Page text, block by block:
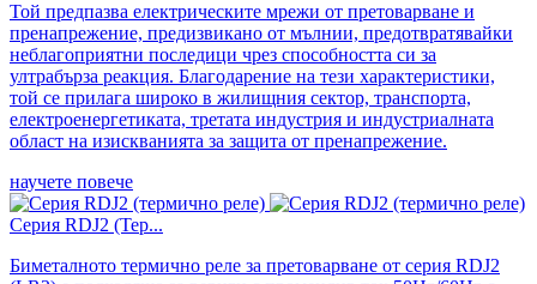
Той предпазва електрическите мрежи от претоварване и
пренапрежение, предизвикано от мълнии, предотвратявайки
неблагоприятни последици чрез способността си за
ултрабърза реакция. Благодарение на тези характеристики,
той се прилага широко в жилищния сектор, транспорта,
електроенергетиката, третата индустрия и индустриалната
област на изискванията за защита от пренапрежение.
научете повече
Серия RDJ2 (Тер...
Биметалното термично реле за претоварване от серия RDJ2